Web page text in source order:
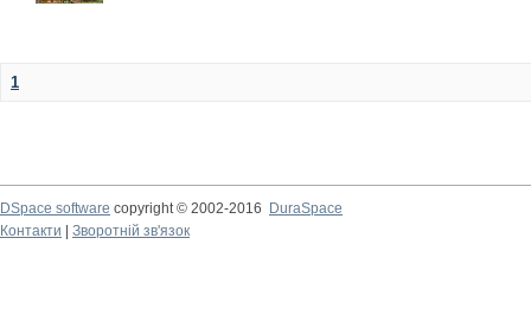
1
DSpace software copyright © 2002-2016
DuraSpace
Контакти
Зворотній зв'язок